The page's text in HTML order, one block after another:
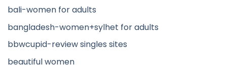
bali-women for adults
bangladesh-women+sylhet for adults
bbwcupid-review singles sites
beautiful women